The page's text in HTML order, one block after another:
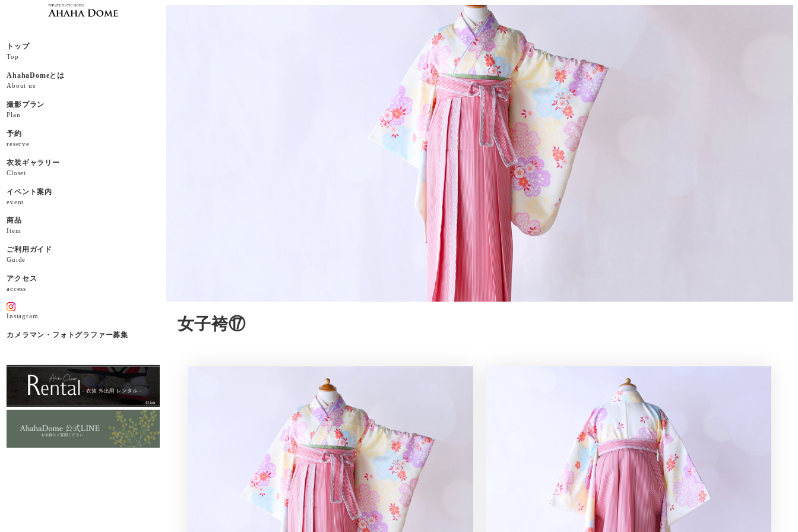
トップ
Top
AhahaDomeとは
About us
撮影プラン
Plan
予約
reserve
衣装ギャラリー
Closet
イベント案内
event
商品
Item
ご利用ガイド
Guide
アクセス
access
Instagram
カメラマン・フォトグラファー募集
女子袴⑰